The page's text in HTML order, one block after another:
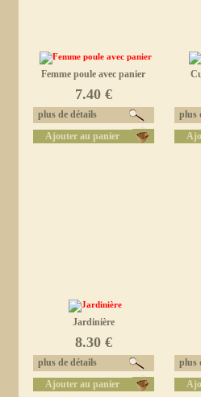
Femme poule avec panier
7.40 €
plus de détails
Ajouter au panier
plus
Jardinière
8.30 €
plus de détails
Ajouter au panier
plus